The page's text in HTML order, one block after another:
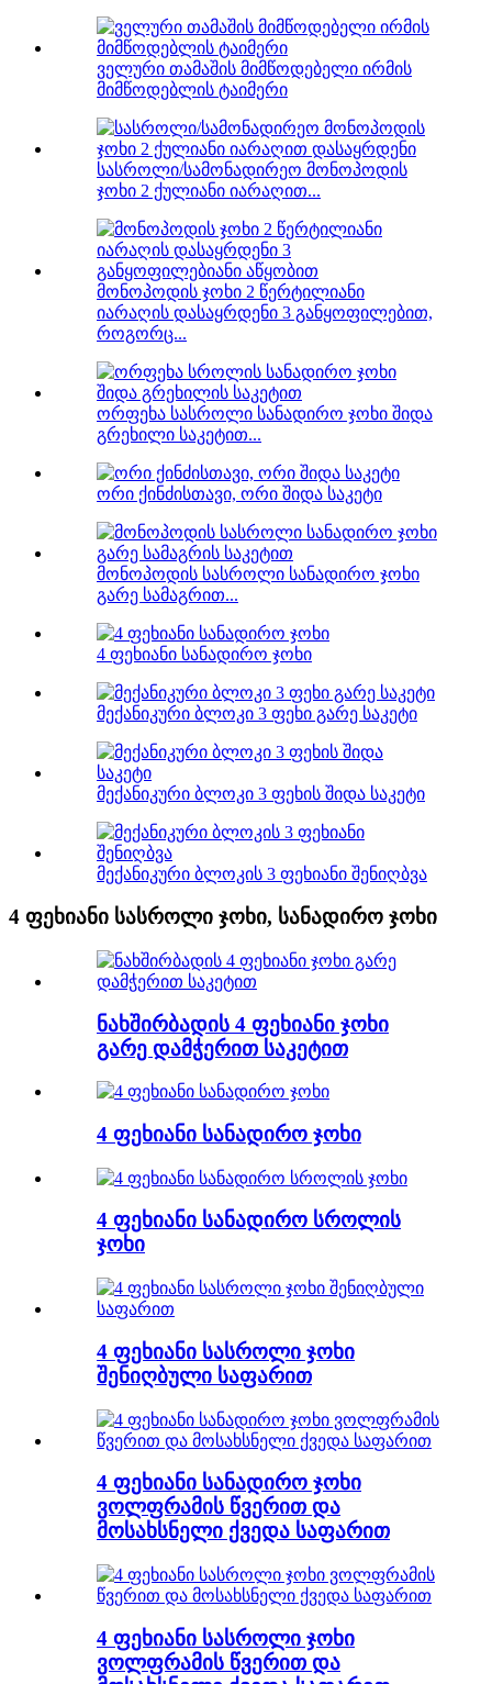
ველური თამაშის მიმწოდებელი ირმის
მიმწოდებლის ტაიმერი
სასროლი/სამონადირეო მონოპოდის
ჯოხი 2 ქულიანი იარაღით...
მონოპოდის ჯოხი 2 წერტილიანი
იარაღის დასაყრდენი 3 განყოფილებით,
როგორც...
ორფეხა სასროლი სანადირო ჯოხი შიდა
გრეხილი საკეტით...
ორი ქინძისთავი, ორი შიდა საკეტი
მონოპოდის სასროლი სანადირო ჯოხი
გარე სამაგრით...
4 ფეხიანი სანადირო ჯოხი
მექანიკური ბლოკი 3 ფეხი გარე საკეტი
მექანიკური ბლოკი 3 ფეხის შიდა საკეტი
მექანიკური ბლოკის 3 ფეხიანი შენიღბვა
4 ფეხიანი სასროლი ჯოხი, სანადირო ჯოხი
ნახშირბადის 4 ფეხიანი ჯოხი
გარე დამჭერით საკეტით
4 ფეხიანი სანადირო ჯოხი
4 ფეხიანი სანადირო სროლის
ჯოხი
4 ფეხიანი სასროლი ჯოხი
შენიღბული საფარით
4 ფეხიანი სანადირო ჯოხი
ვოლფრამის წვერით და
მოსახსნელი ქვედა საფარით
4 ფეხიანი სასროლი ჯოხი
ვოლფრამის წვერით და